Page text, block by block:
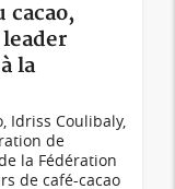
cacao,
la
Idriss Coulibaly,
de
la Fédération
de café-cacao